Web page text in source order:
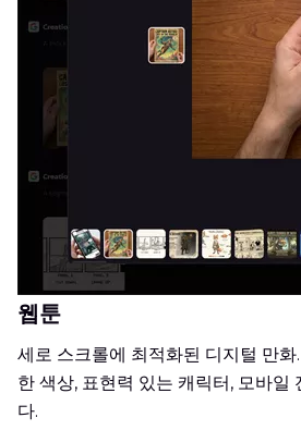
웹툰
세로 스크롤에 최적화된 디지털 만
한 색상, 표현력 있는 캐릭터, 모바일
다.